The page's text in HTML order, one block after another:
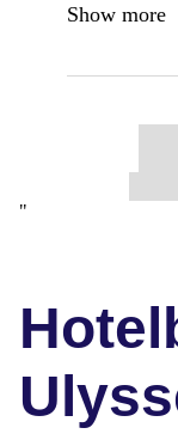
Show more
"